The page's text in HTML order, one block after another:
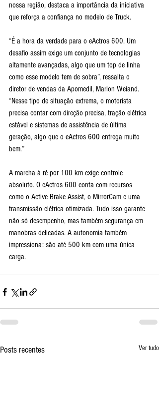
nossa região, destaca a importância da iniciativa
que reforça a confiança no modelo de Truck.
“É a hora da verdade para o eActros 600. Um
desafio assim exige um conjunto de tecnologias
altamente avançadas, algo que um top de linha
como esse modelo tem de sobra”, ressalta o
diretor de vendas da Apomedil, Marlon Weiand.
“Nesse tipo de situação extrema, o motorista
precisa contar com direção precisa, tração elétrica
estável e sistemas de assistência de última
geração, algo que o eActros 600 entrega muito
bem.”
A marcha à ré por 100 km exige controle
absoluto. O eActros 600 conta com recursos
como o Active Brake Assist, o MirrorCam e uma
transmissão elétrica otimizada. Tudo isso garante
não só desempenho, mas também segurança em
manobras delicadas. A autonomia também
impressiona: são até 500 km com uma única
carga.
Posts recentes Ver tudo